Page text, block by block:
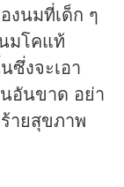
งนมที่เด็ก ๆ
มโคแท้
ซึ่งจะเอา
อันขาด อย่า
ายสุขภาพ